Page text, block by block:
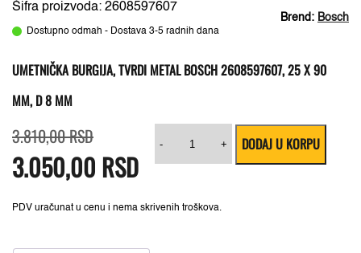
Brend: Bosch
Šifra proizvoda: 2608597607
Dostupno odmah - Dostava 3-5 radnih dana
UMETNIČKA BURGIJA, TVRDI METAL BOSCH 2608597607, 25 X 90
MM, D 8 MM
3.810,00RSDcena
je
bila:
3.810,00 RSD.
3.050,00 RSD
cena
je:
3.050,00 RSD.
PDV uračunat u cenu i nema skrivenih troškova.
-
burgija,
metal
25
+ DODAJ U KORPU